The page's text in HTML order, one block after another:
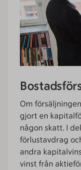
Om
gjort en
någon skatt. I
förlustavdrag
andra
vinst från